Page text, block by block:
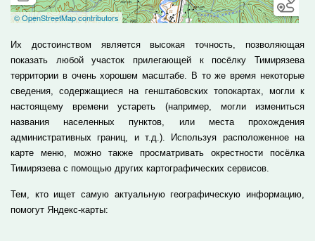
Их достоинством является высокая точность, позволяющая
показать любой участок прилегающей к посёлку Тимирязева
территории в очень хорошем масштабе. В то же время некоторые
сведения, содержащиеся на генштабовских топокартах, могли к
настоящему времени устареть (например, могли измениться
названия населенных пунктов, или места прохождения
административных границ, и т.д.). Используя расположенное на
карте меню, можно также просматривать окрестности посёлка
Тимирязева с помощью других картографических сервисов.
Тем, кто ищет самую актуальную географическую информацию,
помогут Яндекс-карты: